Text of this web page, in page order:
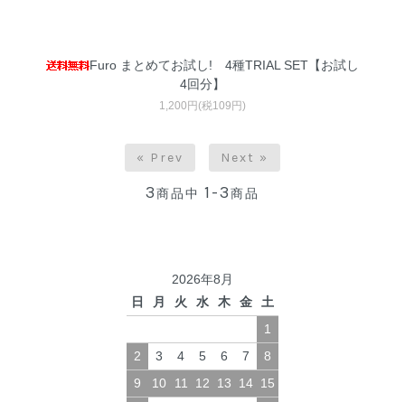
Furo まとめてお試し! 4種TRIAL SET【お試し
4回分】
1,200円(税109円)
« Prev Next »
3商品中 1-3商品
2026年8月
日
月 火 水 木 金
土
1
2
3 4 5 6 7
8
9
10 11 12 13 14 15